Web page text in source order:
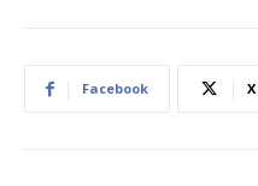
Facebook X